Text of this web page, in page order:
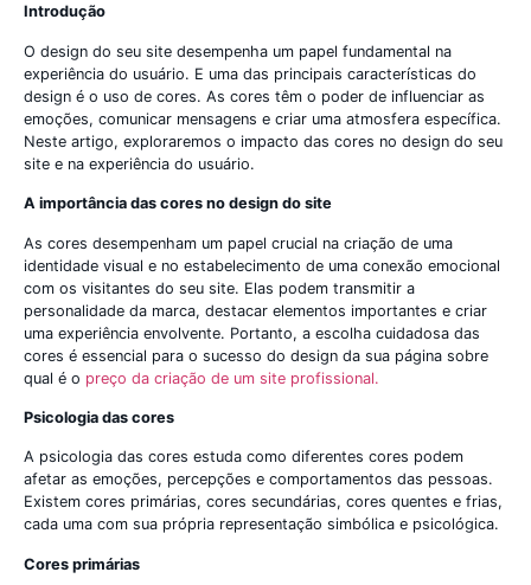
Introdução
O design do seu site desempenha um papel fundamental na
experiência do usuário. E uma das principais características do
design é o uso de cores. As cores têm o poder de influenciar as
emoções, comunicar mensagens e criar uma atmosfera específica.
Neste artigo, exploraremos o impacto das cores no design do seu
site e na experiência do usuário.
A importância das cores no design do site
As cores desempenham um papel crucial na criação de uma
identidade visual e no estabelecimento de uma conexão emocional
com os visitantes do seu site. Elas podem transmitir a
personalidade da marca, destacar elementos importantes e criar
uma experiência envolvente. Portanto, a escolha cuidadosa das
cores é essencial para o sucesso do design da sua página sobre
qual é o preço da criação de um site profissional.
Psicologia das cores
A psicologia das cores estuda como diferentes cores podem
afetar as emoções, percepções e comportamentos das pessoas.
Existem cores primárias, cores secundárias, cores quentes e frias,
cada uma com sua própria representação simbólica e psicológica.
Cores primárias